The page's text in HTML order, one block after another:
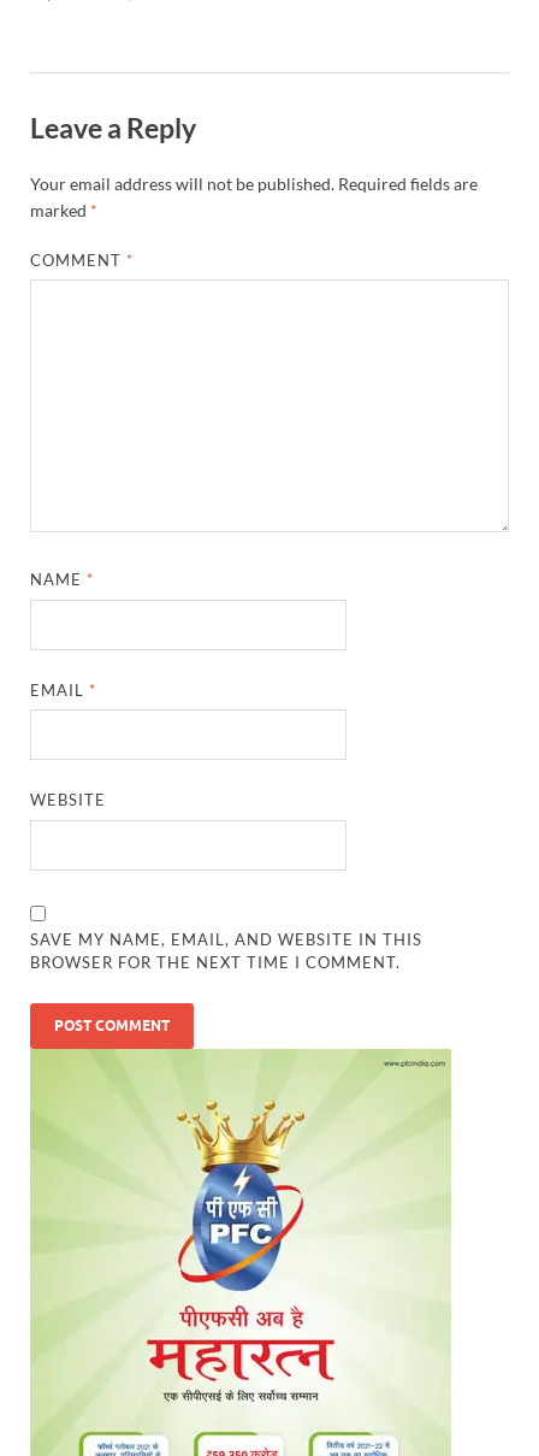
Leave a Reply
Your email address will not be published. Required fields are
marked *
COMMENT *
NAME *
EMAIL *
WEBSITE
SAVE MY NAME, EMAIL, AND WEBSITE IN THIS
BROWSER FOR THE NEXT TIME I COMMENT.